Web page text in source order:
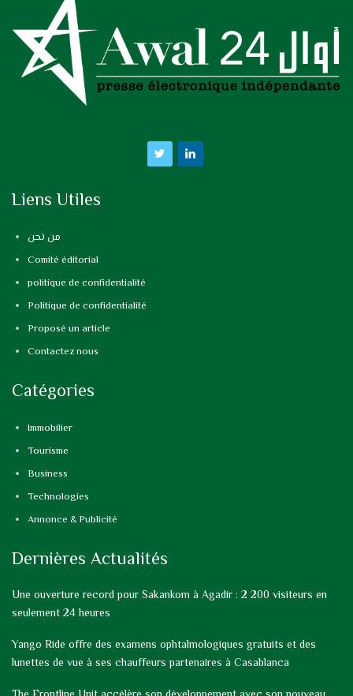
Liens Utiles
من نحن
Comité éditorial
politique de confidentialité
Politique de confidentialité
Proposé un article
Contactez nous
Catégories
Immobilier
Tourisme
Business
Technologies
Annonce & Publicité
Dernières Actualités
Une ouverture record pour Sakankom à Agadir : 2 200 visiteurs en
seulement 24 heures
Yango Ride offre des examens ophtalmologiques gratuits et des
lunettes de vue à ses chauffeurs partenaires à Casablanca